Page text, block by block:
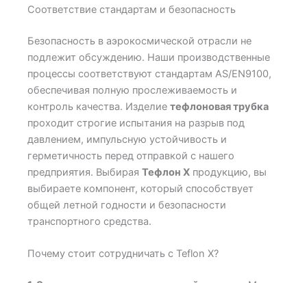
Соответствие стандартам и безопасность
Безопасность в аэрокосмической отрасли не
подлежит обсуждению. Наши производственные
процессы соответствуют стандартам AS/EN9100,
обеспечивая полную прослеживаемость и
контроль качества. Изделие тефлоновая трубка
проходит строгие испытания на разрыв под
давлением, импульсную устойчивость и
герметичность перед отправкой с нашего
предприятия. Выбирая Тефлон X продукцию, вы
выбираете компонент, который способствует
общей летной годности и безопасности
транспортного средства.
Почему стоит сотрудничать с Teflon X?